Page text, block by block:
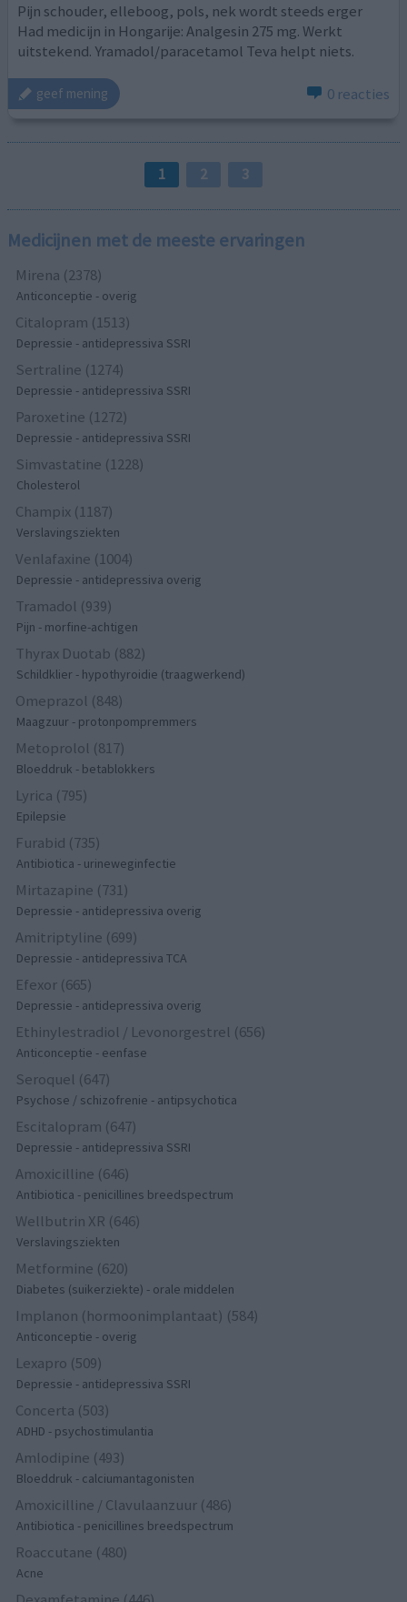
Pijn schouder, elleboog, pols, nek wordt steeds erger
Had medicijn in Hongarije: Analgesin 275 mg. Werkt
uitstekend. Yramadol/paracetamol Teva helpt niets.
geef mening 0 reacties
1 2 3
Medicijnen met de meeste ervaringen
Mirena (2378)
Anticonceptie - overig
Citalopram (1513)
Depressie - antidepressiva SSRI
Sertraline (1274)
Depressie - antidepressiva SSRI
Paroxetine (1272)
Depressie - antidepressiva SSRI
Simvastatine (1228)
Cholesterol
Champix (1187)
Verslavingsziekten
Venlafaxine (1004)
Depressie - antidepressiva overig
Tramadol (939)
Pijn - morfine-achtigen
Thyrax Duotab (882)
Schildklier - hypothyroidie (traagwerkend)
Omeprazol (848)
Maagzuur - protonpompremmers
Metoprolol (817)
Bloeddruk - betablokkers
Lyrica (795)
Epilepsie
Furabid (735)
Antibiotica - urineweginfectie
Mirtazapine (731)
Depressie - antidepressiva overig
Amitriptyline (699)
Depressie - antidepressiva TCA
Efexor (665)
Depressie - antidepressiva overig
Ethinylestradiol / Levonorgestrel (656)
Anticonceptie - eenfase
Seroquel (647)
Psychose / schizofrenie - antipsychotica
Escitalopram (647)
Depressie - antidepressiva SSRI
Amoxicilline (646)
Antibiotica - penicillines breedspectrum
Wellbutrin XR (646)
Verslavingsziekten
Metformine (620)
Diabetes (suikerziekte) - orale middelen
Implanon (hormoonimplantaat) (584)
Anticonceptie - overig
Lexapro (509)
Depressie - antidepressiva SSRI
Concerta (503)
ADHD - psychostimulantia
Amlodipine (493)
Bloeddruk - calciumantagonisten
Amoxicilline / Clavulaanzuur (486)
Antibiotica - penicillines breedspectrum
Roaccutane (480)
Acne